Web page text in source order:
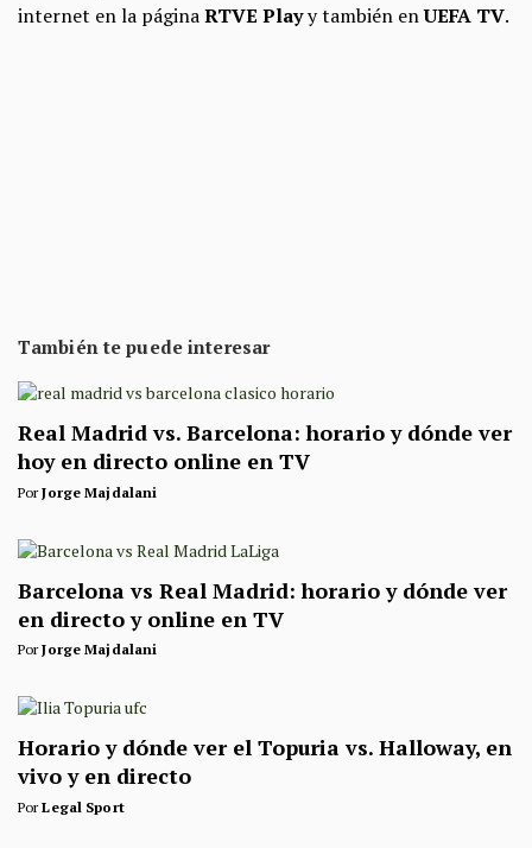
internet en la páginaRTVE Playy también enUEFA TV.
También te puede interesar
Real Madrid vs. Barcelona: horario y dónde ver
hoy en directo online en TV
PorJorge Majdalani
Barcelona vs Real Madrid: horario y dónde ver
en directo y online en TV
PorJorge Majdalani
Horario y dónde ver el Topuria vs. Halloway, en
vivo y en directo
PorLegal Sport